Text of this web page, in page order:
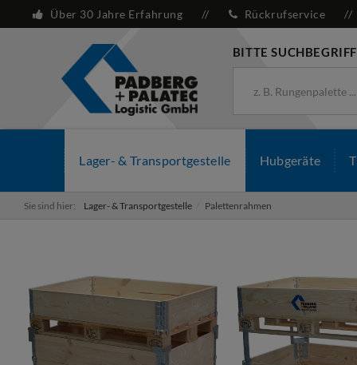
Über 30 Jahre Erfahrung Rückrufservice
BITTE
Lager- & Transportgestelle Hubgeräte
Sie sind hier: Lager- & Transportgestelle Palettenrahmen